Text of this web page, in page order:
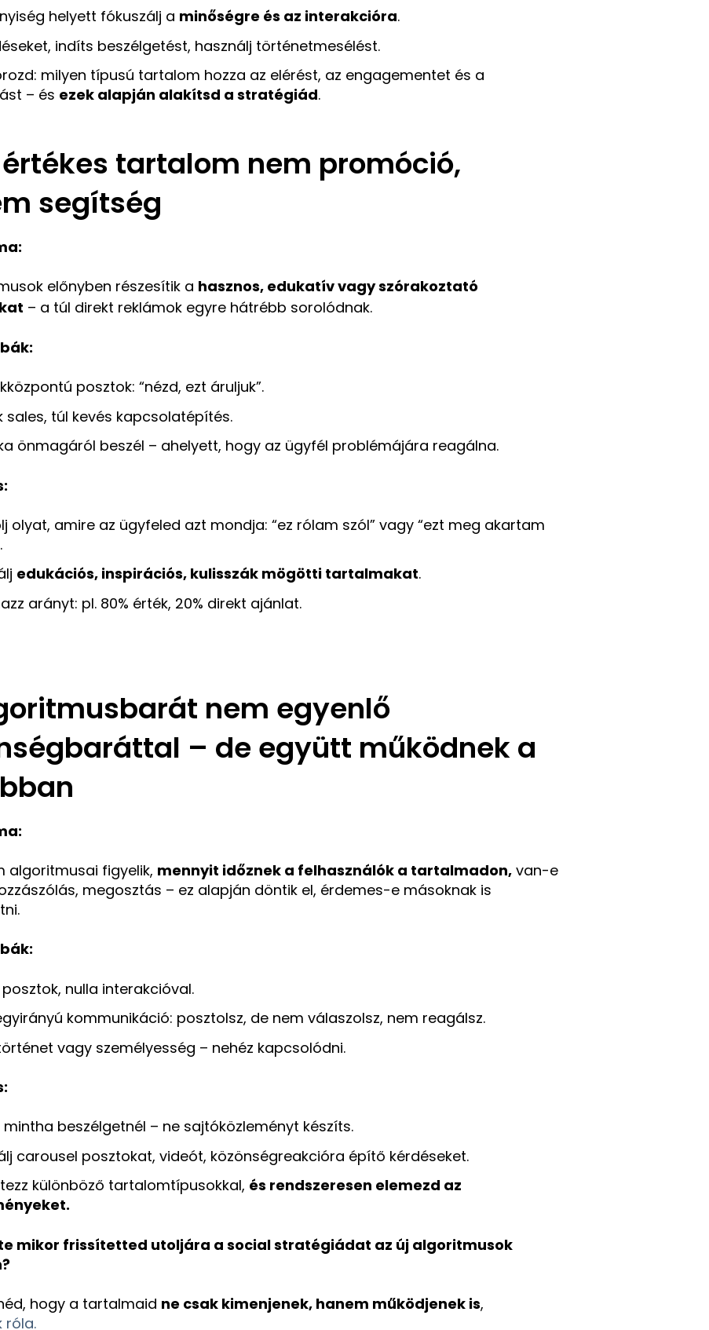
helyett fókuszálj a minőségre és az interakcióra.
indíts beszélgetést, használj történetmesélést.
milyen típusú tartalom hozza az elérést, az engagementet és a
– és ezek alapján alakítsd a stratégiád.
értékes tartalom nem promóció,
segítség
előnyben részesítik a hasznos, edukatív vagy szórakoztató
– a túl direkt reklámok egyre hátrébb sorolódnak.
posztok: “nézd, ezt áruljuk”.
sales, túl kevés kapcsolatépítés.
önmagáról beszél – ahelyett, hogy az ügyfél problémájára reagálna.
olyat, amire az ügyfeled azt mondja: “ez rólam szól” vagy “ezt meg akartam
edukációs, inspirációs, kulisszák mögötti tartalmakat.
arányt: pl. 80% érték, 20% direkt ajánlat.
nem egyenlő
– de együtt működnek a
algoritmusai figyelik, mennyit időznek a felhasználók a tartalmadon, van-e
megosztás – ez alapján döntik el, érdemes-e másoknak is
posztok, nulla interakcióval.
kommunikáció: posztolsz, de nem válaszolsz, nem reagálsz.
vagy személyesség – nehéz kapcsolódni.
mintha beszélgetnél – ne sajtóközleményt készíts.
carousel posztokat, videót, közönségreakcióra építő kérdéseket.
különböző tartalomtípusokkal, és rendszeresen elemezd az
mikor frissítetted utoljára a social stratégiádat az új algoritmusok
hogy a tartalmaid ne csak kimenjenek, hanem működjenek is,
róla.